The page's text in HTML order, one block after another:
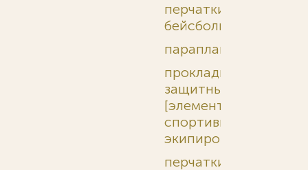
перчатки
бейсбольные
парапланы
прокладки
защитные
[элементы
спортивной
экипировки]
перчатки